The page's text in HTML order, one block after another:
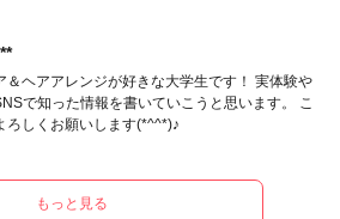
＆ヘアアレンジが好きな大学生です！ 実体験や
で知った情報を書いていこうと思います。 こ
ろしくお願いします(*^^*)♪
もっと見る